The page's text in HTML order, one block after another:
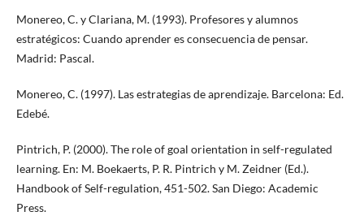
Monereo, C. y Clariana, M. (1993). Profesores y alumnos
estratégicos: Cuando aprender es consecuencia de pensar.
Madrid: Pascal.
Monereo, C. (1997). Las estrategias de aprendizaje. Barcelona: Ed.
Edebé.
Pintrich, P. (2000). The role of goal orientation in self-regulated
learning. En: M. Boekaerts, P. R. Pintrich y M. Zeidner (Ed.).
Handbook of Self-regulation, 451-502. San Diego: Academic
Press.